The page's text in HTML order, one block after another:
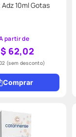
10ml Gotas
partir de
62,02
(sem desconto)
Comprar